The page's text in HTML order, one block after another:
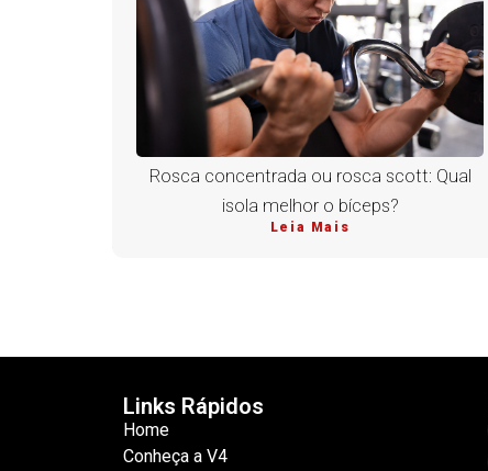
Rosca concentrada ou rosca scott: Qual
isola melhor o bíceps?
Leia Mais
Links Rápidos
Home
Conheça a V4